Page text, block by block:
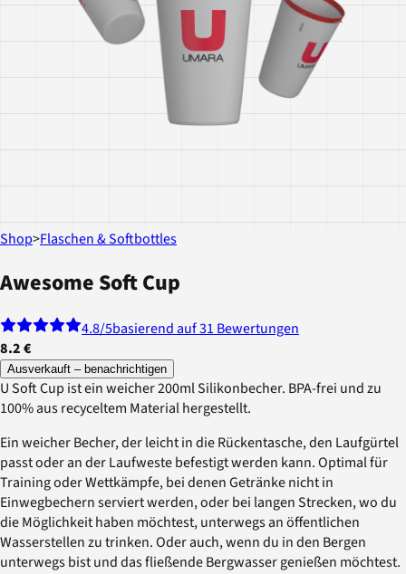
Shop>Flaschen & Softbottles
Awesome Soft Cup
4.8/5basierend auf 31 Bewertungen
8.2 €
Ausverkauft – benachrichtigen
U Soft Cup ist ein weicher 200ml Silikonbecher. BPA-frei und zu
100% aus recyceltem Material hergestellt.
Ein weicher Becher, der leicht in die Rückentasche, den Laufgürtel
passt oder an der Laufweste befestigt werden kann. Optimal für
Training oder Wettkämpfe, bei denen Getränke nicht in
Einwegbechern serviert werden, oder bei langen Strecken, wo du
die Möglichkeit haben möchtest, unterwegs an öffentlichen
Wasserstellen zu trinken. Oder auch, wenn du in den Bergen
unterwegs bist und das fließende Bergwasser genießen möchtest.